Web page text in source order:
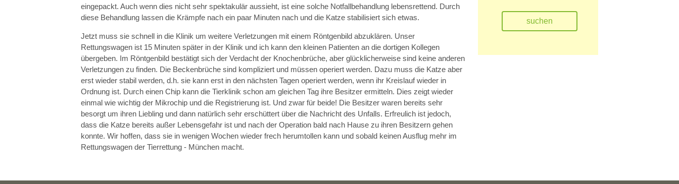
eingepackt. Auch wenn dies nicht sehr spektakulär aussieht, ist eine solche Notfallbehandlung lebensrettend. Durch
diese Behandlung lassen die Krämpfe nach ein paar Minuten nach und die Katze stabilisiert sich etwas.
Jetzt muss sie schnell in die Klinik um weitere Verletzungen mit einem Röntgenbild abzuklären. Unser
Rettungswagen ist 15 Minuten später in der Klinik und ich kann den kleinen Patienten an die dortigen Kollegen
übergeben. Im Röntgenbild bestätigt sich der Verdacht der Knochenbrüche, aber glücklicherweise sind keine anderen
Verletzungen zu finden. Die Beckenbrüche sind kompliziert und müssen operiert werden. Dazu muss die Katze aber
erst wieder stabil werden, d.h. sie kann erst in den nächsten Tagen operiert werden, wenn ihr Kreislauf wieder in
Ordnung ist. Durch einen Chip kann die Tierklinik schon am gleichen Tag ihre Besitzer ermitteln. Dies zeigt wieder
einmal wie wichtig der Mikrochip und die Registrierung ist. Und zwar für beide! Die Besitzer waren bereits sehr
besorgt um ihren Liebling und dann natürlich sehr erschüttert über die Nachricht des Unfalls. Erfreulich ist jedoch,
dass die Katze bereits außer Lebensgefahr ist und nach der Operation bald nach Hause zu ihren Besitzern gehen
konnte. Wir hoffen, dass sie in wenigen Wochen wieder frech herumtollen kann und sobald keinen Ausflug mehr im
Rettungswagen der Tierrettung - München macht.